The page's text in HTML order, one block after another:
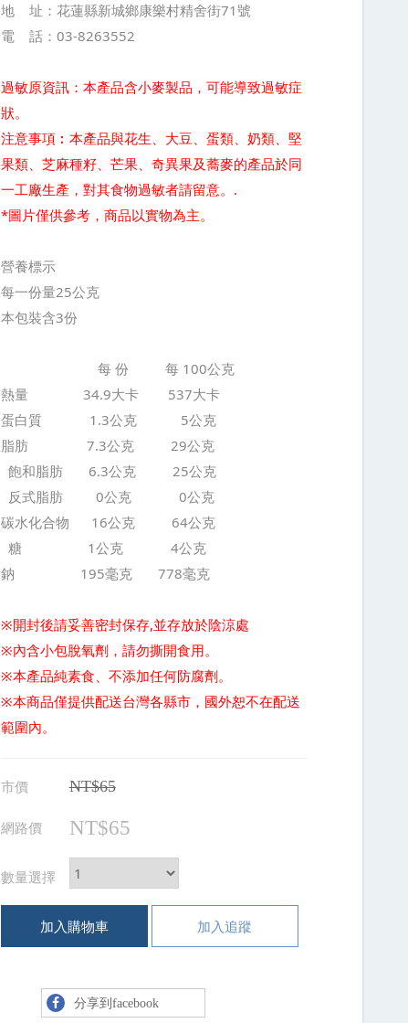
地 址：花蓮縣新城鄉康樂村精舍街71號
電 話：03-8263552
過敏原資訊：本產品含小麥製品，可能導致過敏症
狀。
注意事項︰本產品與花生、大豆、蛋類、奶類、堅
果類、芝麻種籽、芒果、奇異果及蕎麥的產品於同
一工廠生產，對其食物過敏者請留意。.
*圖片僅供參考，商品以實物為主。
營養標示
每一份量25公克
本包裝含3份
每 份 每 100公克
熱量 34.9大卡 537大卡
蛋白質 1.3公克 5公克
脂肪 7.3公克 29公克
飽和脂肪 6.3公克 25公克
反式脂肪 0公克 0公克
碳水化合物 16公克 64公克
糖 1公克 4公克
鈉 195毫克 778毫克
※開封後請妥善密封保存,並存放於陰涼處
※內含小包脫氧劑，請勿撕開食用。
※本產品純素食、不添加任何防腐劑。
※本商品僅提供配送台灣各縣市，國外恕不在配送
範圍內。
市價 NT$65
網路價 NT$65
數量選擇
加入購物車 加入追蹤
分享到facebook